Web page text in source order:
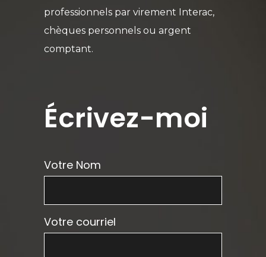
professionnels par virement Interac,
chèques personnels ou argent
comptant.
Écrivez-moi
Votre Nom
Votre courriel